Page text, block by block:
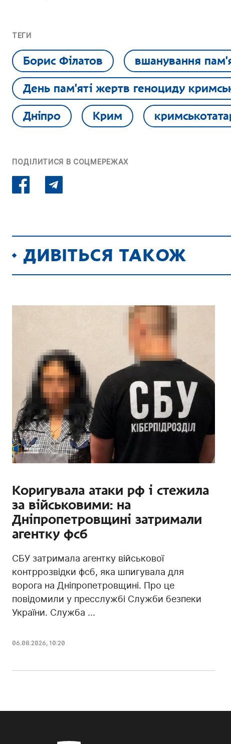
ТЕГИ
Борис Філатов вшанування
День пам'яті жертв геноциду
Дніпро Крим
ПОДІЛИТИСЯ В СОЦМЕРЕЖАХ
ДИВІТЬСЯ ТАКОЖ
Коригувала атаки рф і стежила
за військовими: на
Дніпропетровщині затримали
агентку фсб
СБУ затримала агентку військової
контррозвідки фсб, яка шпигувала для
ворога на Дніпропетровщині. Про це
повідомили у пресслужбі Служби безпеки
України. Служба ...
06.08.2026, 10:20